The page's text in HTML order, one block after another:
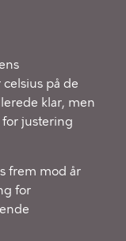
på de
klar, men
justering
frem mod år
for